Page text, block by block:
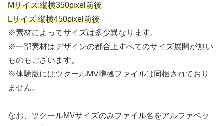
Mサイズ:縦横350pixel前後
Lサイズ:縦横450pixel前後
※素材によってサイズは多少異なります。
※一部素材はデザインの都合上すべてのサイズ展開が無い
ものもございます。
※体験版にはツクールMV準拠ファイルは同梱されており
ません。
なお、ツクールMVサイズのみファイル名をアルファベッ